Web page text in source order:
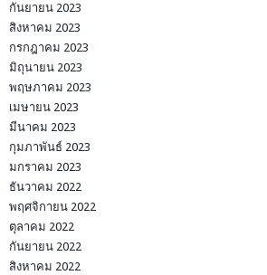
กันยายน 2023
สิงหาคม 2023
กรกฎาคม 2023
มิถุนายน 2023
พฤษภาคม 2023
เมษายน 2023
มีนาคม 2023
กุมภาพันธ์ 2023
มกราคม 2023
ธันวาคม 2022
พฤศจิกายน 2022
ตุลาคม 2022
กันยายน 2022
สิงหาคม 2022